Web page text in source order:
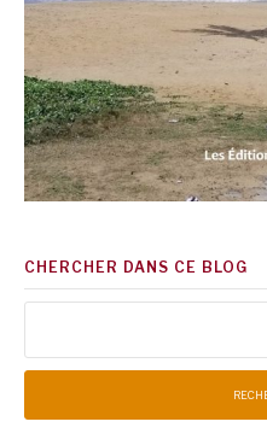
CHERCHER DANS CE BLOG